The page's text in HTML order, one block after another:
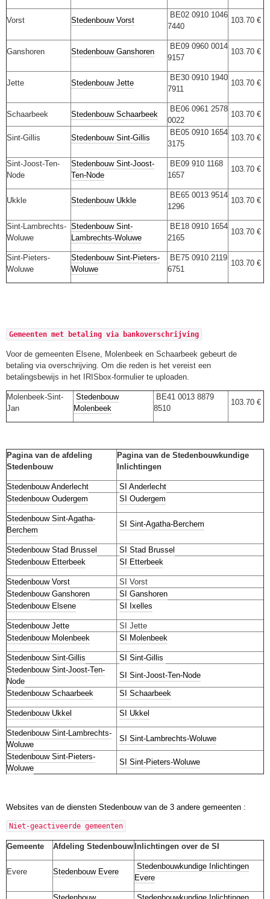
Vorst Stedenbouw Vorst
BE02 0910 1046
7440
103.70 €
Ganshoren Stedenbouw Ganshoren
BE09 0960 0014
9157
103.70 €
Jette Stedenbouw Jette
BE30 0910 1940
7911
103.70 €
Schaarbeek Stedenbouw Schaarbeek
BE06 0961 2578
0022
103.70 €
Sint-Gillis Stedenbouw Sint-Gillis
BE05 0910 1654
3175
103.70 €
Sint-Joost-Ten-
Node
Stedenbouw Sint-Joost-
Ten-Node
BE09 910 1168
1657
103.70 €
Ukkle Stedenbouw Ukkle
BE65 0013 9514
1296
103.70 €
Sint-Lambrechts-
Woluwe
Stedenbouw Sint-
Lambrechts-Woluwe
BE18 0910 1654
2165
103.70 €
Sint-Pieters-
Woluwe
Stedenbouw Sint-Pieters-
Woluwe
BE75 0910 2119
6751
103.70 €
Gemeenten met betaling via bankoverschrijving
Voor de gemeenten Elsene, Molenbeek en Schaarbeek gebeurt de
betaling via overschrijving. Om die reden is het vereist een
betalingsbewijs in het IRISbox-formulier te uploaden.
Molenbeek-Sint-
Jan
Stedenbouw
Molenbeek
BE41 0013 8879
8510
103.70 €
Pagina van de afdeling
Stedenbouw
Pagina van de Stedenbouwkundige
Inlichtingen
Stedenbouw Anderlecht
SI Anderlecht
Stedenbouw Oudergem
SI Oudergem
Stedenbouw Sint-Agatha-
Berchem
SI Sint-Agatha-Berchem
Stedenbouw Stad Brussel
SI Stad Brussel
Stedenbouw Etterbeek
SI Etterbeek
Stedenbouw Vorst
SI Vorst
Stedenbouw Ganshoren
SI Ganshoren
Stedenbouw Elsene
SI Ixelles
Stedenbouw Jette
SI Jette
Stedenbouw Molenbeek
SI Molenbeek
Stedenbouw Sint-Gillis
SI Sint-Gillis
Stedenbouw Sint-Joost-Ten-
Node
SI Sint-Joost-Ten-Node
Stedenbouw Schaarbeek
SI Schaarbeek
Stedenbouw Ukkel SI Ukkel
Stedenbouw Sint-Lambrechts-
Woluwe
SI Sint-Lambrechts-Woluwe
Stedenbouw Sint-Pieters-
Woluwe
SI Sint-Pieters-Woluwe
Websites van de diensten Stedenbouw van de 3 andere gemeenten :
Niet-geactiveerde gemeenten
Gemeente Afdeling StedenbouwInlichtingen over de SI
Evere Stedenbouw Evere
Stedenbouwkundige Inlichtingen
Evere